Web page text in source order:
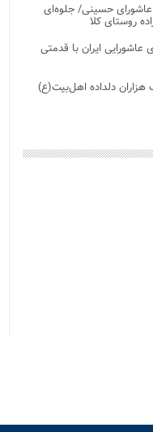
عاشورای حسینی/ جلوه‌ای
روستای کلا
ایران با قدمتی
دلداده اهل‌بیت(ع)